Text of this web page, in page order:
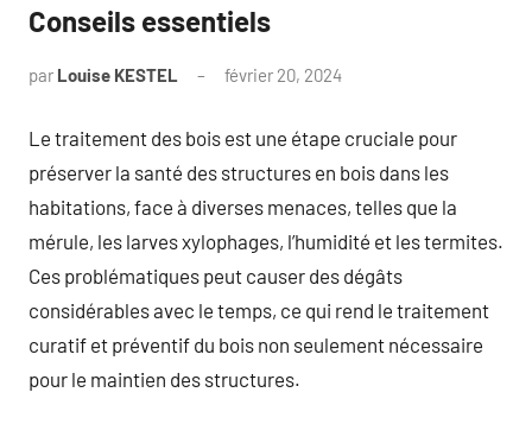
Conseils essentiels
par Louise KESTEL février 20, 2024
Le traitement des bois est une étape cruciale pour
préserver la santé des structures en bois dans les
habitations, face à diverses menaces, telles que la
mérule, les larves xylophages, l’humidité et les termites.
Ces problématiques peut causer des dégâts
considérables avec le temps, ce qui rend le traitement
curatif et préventif du bois non seulement nécessaire
pour le maintien des structures.